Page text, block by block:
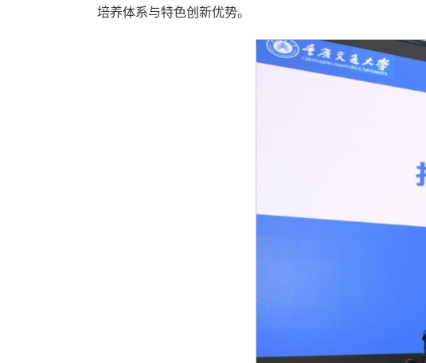
培养体系与特色创新优势。